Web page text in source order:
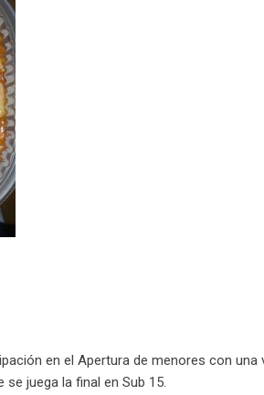
en el Apertura de menores con
se juega la final en Sub 15.